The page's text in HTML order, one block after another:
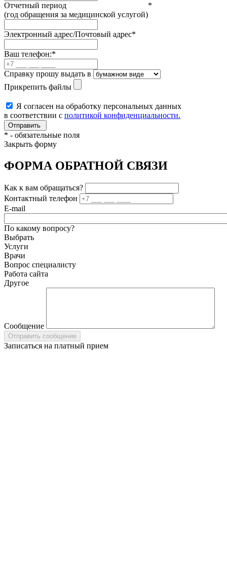
Отчетный период
(год обращения за медицинской услугой)
*
Электронный адрес/Почтовый адрес*
Ваш телефон:*
Справку прошу выдать в
Прикрепить файлы
Я согласен на обработку персональных данных
в соответствии с политикой конфиденциальности.
* - обязательные поля
Закрыть форму
ФОРМА ОБРАТНОЙ СВЯЗИ
Как к вам обращаться?
Контактный телефон
E-mail
По какому вопросу?
Выбрать
Услуги
Врачи
Вопрос специалисту
Работа сайта
Другое
Сообщение
Записаться на платный прием